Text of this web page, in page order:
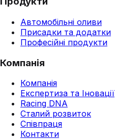
Автомобільні оливи
Присадки та додатки
Професійні продукти
Компанія
Компанія
Експертиза та Іновації
Racing DNA
Сталий розвиток
Співпраця
Контакти